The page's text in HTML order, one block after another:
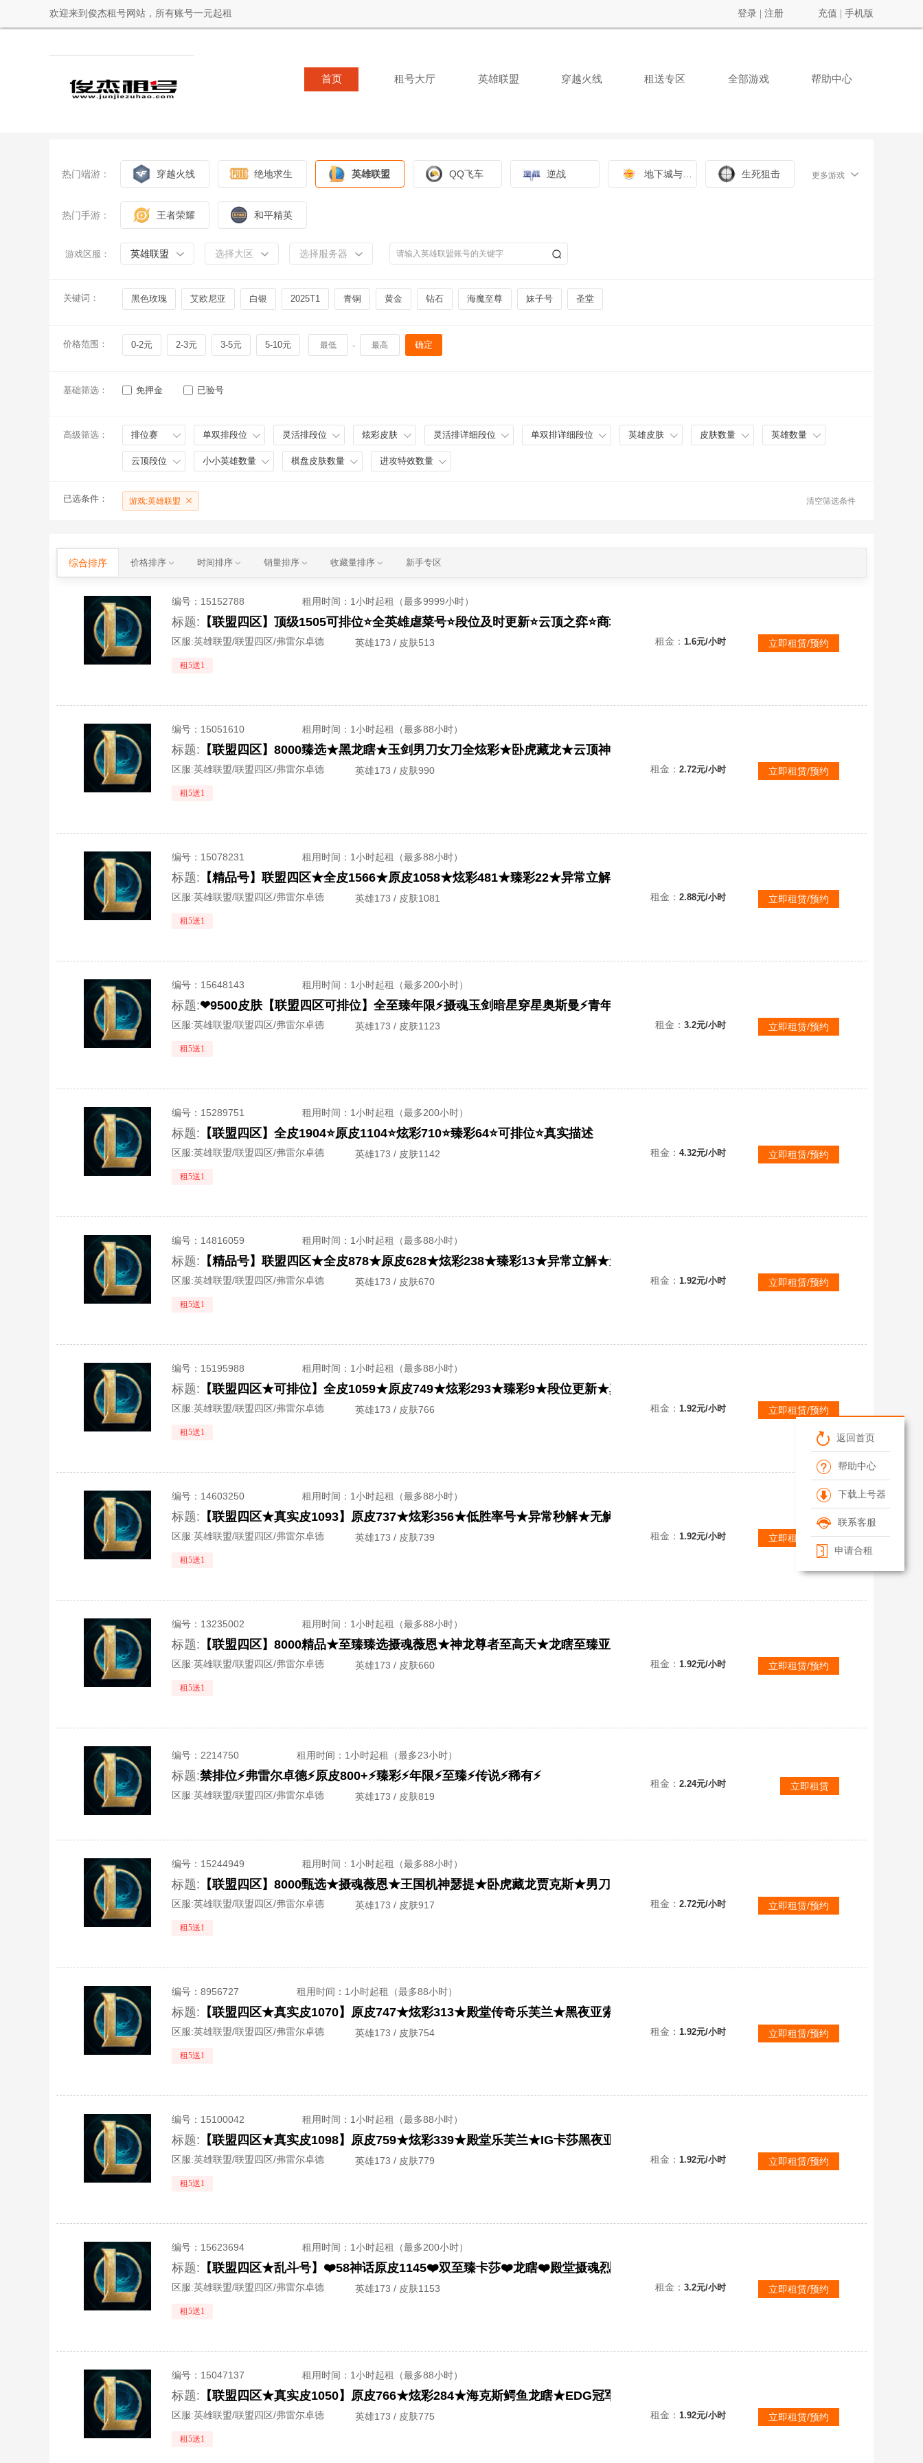
欢迎来到俊杰租号网站，所有账号一元起租 登录 注册 充值 手机版
首页 租号大厅 英雄联盟 穿越火线 租送专区 全部游戏 帮助中心
返回首页
帮助中心
下载上号器
联系客服
申请合租
热门端游： 穿越火线 绝地求生 英雄联盟 QQ飞车 逆战 生死狙击 更多游戏
热门手游： 王者荣耀 和平精英
游戏区服： 英雄联盟 选择大区 选择服务器
关键词： 黑色玫瑰 艾欧尼亚 白银 2025T1 青铜 黄金 钻石 海魔至尊 妹子号 圣堂
价格范围： 0-2元 2-3元 3-5元 5-10元 - 确定
基础筛选： 免押金 已验号
高级筛选： 排位赛 单双排段位 灵活排段位 炫彩皮肤 灵活排详细段位 单双排详细段位 英雄皮肤 皮肤数量 英雄数量
云顶段位 小小英雄数量 棋盘皮肤数量 进攻特效数量
已选条件： 游戏:英雄联盟 清空筛选条件
综合排序 价格排序 时间排序 销量排序 收藏量排序 新手专区
编号： 15152788 租用时间 ：1小时起租（最多9999小时）
标题:
区服:英雄联盟/联盟四区/弗雷尔卓德 英雄173 / 皮肤513
租5送1
租金： 1.6元/小时 立即租赁/预约
编号： 15051610 租用时间 ：1小时起租（最多88小时）
标题:
区服:英雄联盟/联盟四区/弗雷尔卓德 英雄173 / 皮肤990
租5送1
租金： 2.72元/小时 立即租赁/预约
编号： 15078231 租用时间 ：1小时起租（最多88小时）
标题: 【精品号】联盟四区★全皮1566★原皮1058★炫彩481★臻彩22★异常立解★无果即退★
区服:英雄联盟/联盟四区/弗雷尔卓德 英雄173 / 皮肤1081
租5送1
租金： 2.88元/小时 立即租赁/预约
编号： 15648143 租用时间 ：1小时起租（最多200小时）
标题:❤9500皮肤【联盟四区可排位】全至臻年限⚡摄魂玉剑暗星穿星奥斯曼⚡青年瑞兹⚡全周年
区服:英雄联盟/联盟四区/弗雷尔卓德 英雄173 / 皮肤1123
租5送1
租金： 3.2元/小时 立即租赁/预约
编号： 15289751 租用时间 ：1小时起租（最多200小时）
标题: 【联盟四区】全皮1904⭐原皮1104⭐炫彩710⭐臻彩64⭐可排位⭐真实描述
区服:英雄联盟/联盟四区/弗雷尔卓德 英雄173 / 皮肤1142
租5送1
租金： 4.32元/小时 立即租赁/预约
编号： 14816059 租用时间 ：1小时起租（最多88小时）
标题: 【精品号】联盟四区★全皮878★原皮628★炫彩238★臻彩13★异常立解★无果即退★
区服:英雄联盟/联盟四区/弗雷尔卓德 英雄173 / 皮肤670
租5送1
租金： 1.92元/小时 立即租赁/预约
编号： 15195988 租用时间 ：1小时起租（最多88小时）
标题: 【联盟四区★可排位】全皮1059★原皮749★炫彩293★臻彩9★段位更新★真实描述★
区服:英雄联盟/联盟四区/弗雷尔卓德 英雄173 / 皮肤766
租5送1
租金： 1.92元/小时 立即租赁/预约
编号： 14603250 租用时间 ：1小时起租（最多88小时）
标题:
区服:英雄联盟/联盟四区/弗雷尔卓德 英雄173 / 皮肤739
租5送1
租金： 1.92元/小时 立即租赁/预约
编号： 13235002 租用时间 ：1小时起租（最多88小时）
标题:
区服:英雄联盟/联盟四区/弗雷尔卓德 英雄173 / 皮肤660
租5送1
租金： 1.92元/小时 立即租赁/预约
编号： 2214750 租用时间 ：1小时起租（最多23小时）
标题:禁排位⚡弗雷尔卓德⚡原皮800+⚡臻彩⚡年限⚡至臻⚡传说⚡稀有⚡
区服:英雄联盟/联盟四区/弗雷尔卓德 英雄173 / 皮肤819
租金： 2.24元/小时 立即租赁
编号： 15244949 租用时间 ：1小时起租（最多88小时）
标题: 【联盟四区】8000甄选★摄魂薇恩★王国机神瑟提★卧虎藏龙贾克斯★男刀女刀★可排位
区服:英雄联盟/联盟四区/弗雷尔卓德 英雄173 / 皮肤917
租5送1
租金： 2.72元/小时 立即租赁/预约
编号：8956727 租用时间 ：1小时起租（最多88小时）
标题:
区服:英雄联盟/联盟四区/弗雷尔卓德 英雄173 / 皮肤754
租5送1
租金： 1.92元/小时 立即租赁/预约
编号： 15100042 租用时间 ：1小时起租（最多88小时）
标题:
区服:英雄联盟/联盟四区/弗雷尔卓德 英雄173 / 皮肤779
租5送1
租金： 1.92元/小时 立即租赁/预约
编号： 15623694 租用时间 ：1小时起租（最多200小时）
标题:
区服:英雄联盟/联盟四区/弗雷尔卓德 英雄173 / 皮肤1153
租5送1
租金： 3.2元/小时 立即租赁/预约
编号： 15047137 租用时间 ：1小时起租（最多88小时）
标题:
区服:英雄联盟/联盟四区/弗雷尔卓德 英雄173 / 皮肤775
租5送1
租金： 1.92元/小时 立即租赁/预约